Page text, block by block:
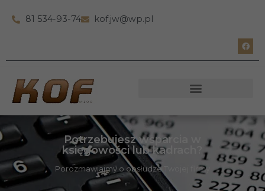
81 534-93-74 kof.jw@wp.pl
Potrzebujesz wsparcia w
księgowości lub kadrach?
Porozmawiajmy o obsłudze Twojej firmy